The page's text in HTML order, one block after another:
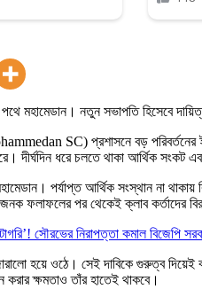
মহামেডান। নতুন সভাপতি হিসেবে
SC) প্রশাসনে বড়
দীর্ঘদিন ধরে চলতে থাকা আর্থিক
পর্যাপ্ত আর্থিক সংস্থান না
ফলাফলের পর থেকেই ক্লাব কর্তাদের
সৌরভের নিরাপত্তা কমাল বিজেপি
হয়ে ওঠে। সেই দাবিকে গুরুত্ব
করার ক্ষমতাও তাঁর হাতেই থাকবে।